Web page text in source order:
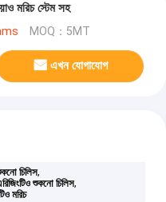
মরিচ স্টেম সহ
MOQ：5MT
এখন যোগাযোগ
চিলিস,
শুকনো চিলিস,
মরিচ